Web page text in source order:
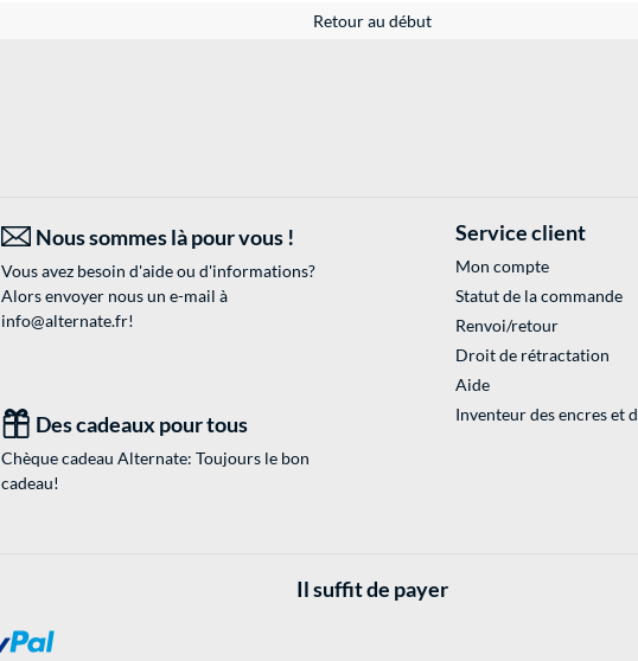
Retour au début
Nous sommes là pour vous !
Vous avez besoin d'aide ou d'informations?
Alors envoyer nous un e-mail à
info@alternate.fr!
Des cadeaux pour tous
Chèque cadeau Alternate: Toujours le bon
cadeau!
Service client
Mon compte
Statut de la commande
Renvoi/retour
Droit de rétractation
Aide
Inventeur des encres et
Il suffit de payer